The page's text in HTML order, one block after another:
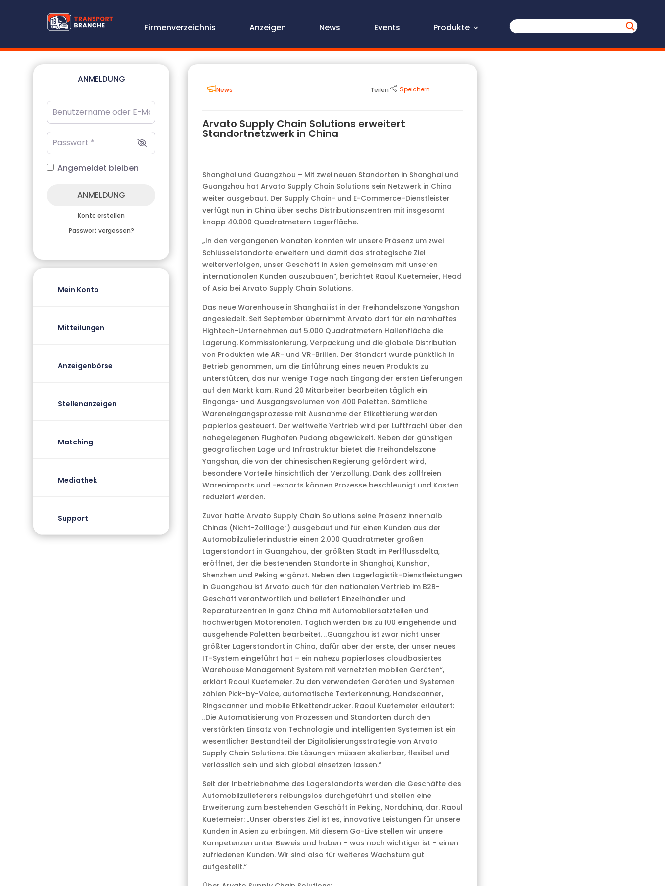
Firmenverzeichnis Anzeigen News Events Produkte
ANMELDUNG
Benutzername oder E-Mail-Adresse
Passwort
Angemeldet bleiben
ANMELDUNG
Konto erstellen
Passwort vergessen?
Mein Konto
Mitteilungen
Anzeigenbörse
Stellenanzeigen
Matching
Mediathek
Support
News Teilen Speichern
Arvato Supply Chain Solutions erweitert
Standortnetzwerk in China
Shanghai und Guangzhou – Mit zwei neuen Standorten in Shanghai und
Guangzhou hat Arvato Supply Chain Solutions sein Netzwerk in China
weiter ausgebaut. Der Supply Chain- und E-Commerce-Dienstleister
verfügt nun in China über sechs Distributionszentren mit insgesamt
knapp 40.000 Quadratmetern Lagerfläche.
„In den vergangenen Monaten konnten wir unsere Präsenz um zwei
Schlüsselstandorte erweitern und damit das strategische Ziel
weiterverfolgen, unser Geschäft in Asien gemeinsam mit unseren
internationalen Kunden auszubauen“, berichtet Raoul Kuetemeier, Head
of Asia bei Arvato Supply Chain Solutions.
Das neue Warenhouse in Shanghai ist in der Freihandelszone Yangshan
angesiedelt. Seit September übernimmt Arvato dort für ein namhaftes
Hightech-Unternehmen auf 5.000 Quadratmetern Hallenfläche die
Lagerung, Kommissionierung, Verpackung und die globale Distribution
von Produkten wie AR- und VR-Brillen. Der Standort wurde pünktlich in
Betrieb genommen, um die Einführung eines neuen Produkts zu
unterstützen, das nur wenige Tage nach Eingang der ersten Lieferungen
auf den Markt kam. Rund 20 Mitarbeiter bearbeiten täglich ein
Eingangs- und Ausgangsvolumen von 400 Paletten. Sämtliche
Wareneingangsprozesse mit Ausnahme der Etikettierung werden
papierlos gesteuert. Der weltweite Vertrieb wird per Luftfracht über den
nahegelegenen Flughafen Pudong abgewickelt. Neben der günstigen
geografischen Lage und Infrastruktur bietet die Freihandelszone
Yangshan, die von der chinesischen Regierung gefördert wird,
besondere Vorteile hinsichtlich der Verzollung. Dank des zollfreien
Warenimports und -exports können Prozesse beschleunigt und Kosten
reduziert werden.
Zuvor hatte Arvato Supply Chain Solutions seine Präsenz innerhalb
Chinas (Nicht-Zolllager) ausgebaut und für einen Kunden aus der
Automobilzulieferindustrie einen 2.000 Quadratmeter großen
Lagerstandort in Guangzhou, der größten Stadt im Perlflussdelta,
eröffnet, der die bestehenden Standorte in Shanghai, Kunshan,
Shenzhen und Peking ergänzt. Neben den Lagerlogistik-Dienstleistungen
in Guangzhou ist Arvato auch für den nationalen Vertrieb im B2B-
Geschäft verantwortlich und beliefert Einzelhändler und
Reparaturzentren in ganz China mit Automobilersatzteilen und
hochwertigen Motorenölen. Täglich werden bis zu 100 eingehende und
ausgehende Paletten bearbeitet. „Guangzhou ist zwar nicht unser
größter Lagerstandort in China, dafür aber der erste, der unser neues
IT-System eingeführt hat – ein nahezu papierloses cloudbasiertes
Warehouse Management System mit vernetzten mobilen Geräten“,
erklärt Raoul Kuetemeier. Zu den verwendeten Geräten und Systemen
zählen Pick-by-Voice, automatische Texterkennung, Handscanner,
Ringscanner und mobile Etikettendrucker. Raoul Kuetemeier erläutert:
„Die Automatisierung von Prozessen und Standorten durch den
verstärkten Einsatz von Technologie und intelligenten Systemen ist ein
wesentlicher Bestandteil der Digitalisierungsstrategie von Arvato
Supply Chain Solutions. Die Lösungen müssen skalierbar, flexibel und
verlässlich sein und sich global einsetzen lassen.“
Seit der Inbetriebnahme des Lagerstandorts werden die Geschäfte des
Automobilzulieferers reibungslos durchgeführt und stellen eine
Erweiterung zum bestehenden Geschäft in Peking, Nordchina, dar. Raoul
Kuetemeier: „Unser oberstes Ziel ist es, innovative Leistungen für unsere
Kunden in Asien zu erbringen. Mit diesem Go-Live stellen wir unsere
Kompetenzen unter Beweis und haben – was noch wichtiger ist – einen
zufriedenen Kunden. Wir sind also für weiteres Wachstum gut
aufgestellt.“